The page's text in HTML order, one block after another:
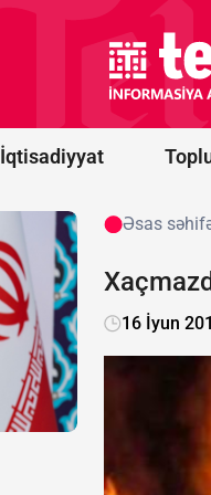
İqtisadiyyat
sabiq
futbolçusu:
"Dinamo"
əvvəlki
gücündə
Əsas
16 İyun